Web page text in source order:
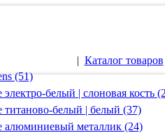
| Каталог товаров
(51)
электро-белый | слоновая кость
титаново-белый | белый (37)
алюминиевый металлик (24)